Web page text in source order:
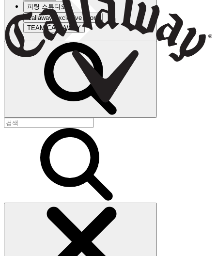
피팅 스튜디오
Callaway Exclusive Store
TEAM CALLAWAY